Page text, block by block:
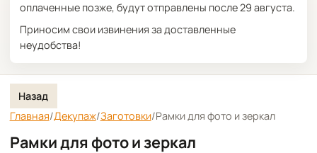
оплаченные позже, будут отправлены после 29 августа.
Приносим свои извинения за доставленные
неудобства!
Назад
Главная/Декупаж/Заготовки/Рамки для фото и зеркал
Рамки для фото и зеркал